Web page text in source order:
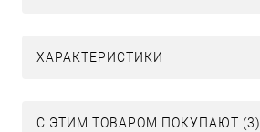
ХАРАКТЕРИСТИКИ
С ЭТИМ ТОВАРОМ ПОКУПАЮТ (3)